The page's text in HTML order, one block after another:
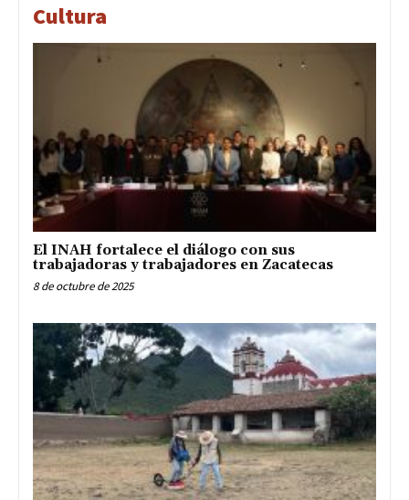
Cultura
El INAH fortalece el diálogo con sus
trabajadoras y trabajadores en Zacatecas
8 de octubre de 2025